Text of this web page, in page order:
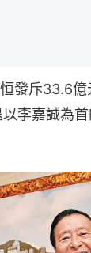
發斥33.6億
李嘉誠為